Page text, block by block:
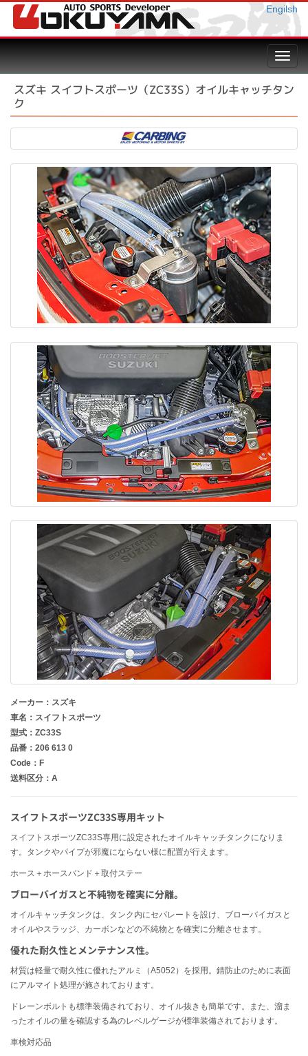
Engilsh
スズキ スイフトスポーツ（ZC33S）オイルキャッチタン
ク
メーカー：スズキ
車名：スイフトスポーツ
型式：ZC33S
品番：206 613 0
Code：F
送料区分：A
スイフトスポーツZC33S専用キット
スイフトスポーツZC33S専用に設定されたオイルキャッチタンクになりま
す。タンクやパイプが邪魔にならない様に配置が行えます。
ホース＋ホースバンド＋取付ステー
ブローバイガスと不純物を確実に分離。
オイルキャッチタンクは、タンク内にセパレートを設け、ブローバイガスと
オイルやスラッジ、カーボンなどの不純物とを確実に分離させます。
優れた耐久性とメンテナンス性。
材質は軽量で耐久性に優れたアルミ（A5052）を採用。錆防止のために表面
にアルマイト処理が施されております。
ドレーンボルトも標準装備されており、オイル抜きも簡単です。また、溜ま
ったオイルの量を確認する為のレベルゲージが標準装備されております。
車検対応品